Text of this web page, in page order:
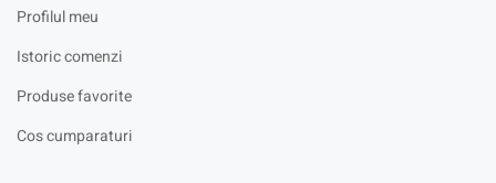
Profilul meu
Istoric comenzi
Produse favorite
Cos cumparaturi